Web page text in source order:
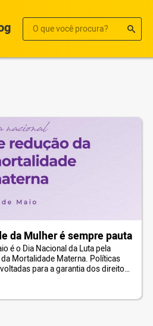
da Mulher é sempre pauta
é o Dia Nacional da Luta pela
da Mortalidade Materna. Políticas
para a garantia dos direitos